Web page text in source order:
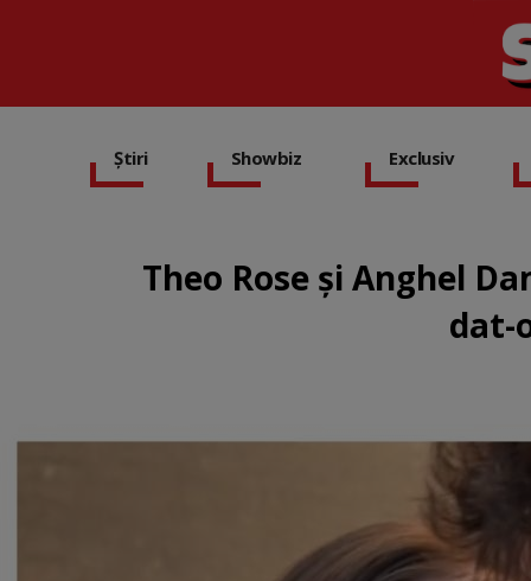
Știri Showbiz Exclusiv
Theo Rose și Anghel
dat-